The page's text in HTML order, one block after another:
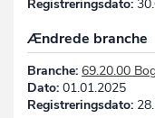
Registreringsdato:
Ændrede branche
Branche: 69.20.00
Dato: 01.01.2025
Registreringsdato: